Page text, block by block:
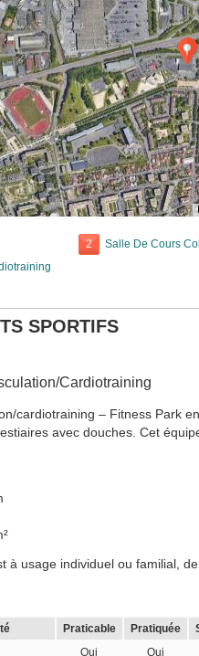
2 Salle De Cours
SPORTIFS
Cardiotraining
cardiotraining – Fitness Park
avec douches. Cet
à usage individuel ou familial,
Praticable Pratiquée
Oui Oui